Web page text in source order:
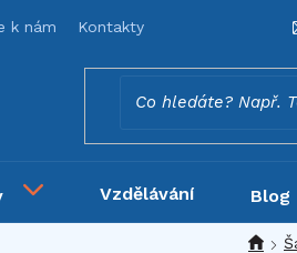
k nám Kontakty
Vzdělávání Blog